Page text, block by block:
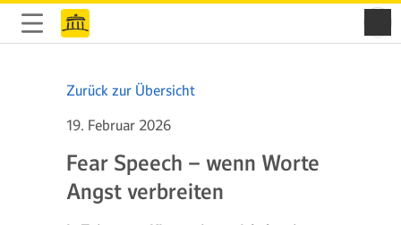
Zurück zur Übersicht
19. Februar 2026
Fear Speech – wenn Worte
Angst verbreiten